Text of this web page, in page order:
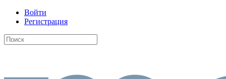
Войти
Регистрация